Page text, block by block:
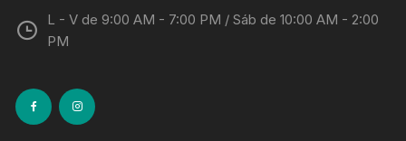
L - V de 9:00 AM - 7:00 PM / Sáb de 10:00 AM - 2:00
PM